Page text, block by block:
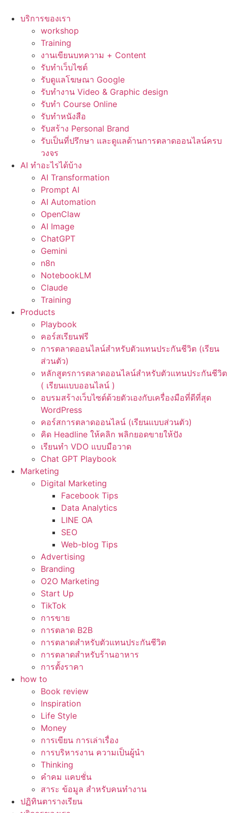
บริการของเรา
workshop
Training
งานเขียนบทความ + Content
รับทำเว็บไซต์
รับดูแลโฆษณา Google
รับทำงาน Video & Graphic design
รับทำ Course Online
รับทำหนังสือ
รับสร้าง Personal Brand
รับเป็นที่ปรึกษา และดูแลด้านการตลาดออนไลน์ครบ
วงจร
AI ทำอะไรได้บ้าง
AI Transformation
Prompt AI
AI Automation
OpenClaw
AI Image
ChatGPT
Gemini
n8n
NotebookLM
Claude
Training
Products
Playbook
คอร์สเรียนฟรี
การตลาดออนไลน์สำหรับตัวแทนประกันชีวิต (เรียน
ส่วนตัว)
หลักสูตรการตลาดออนไลน์สำหรับตัวแทนประกันชีวิต
( เรียนแบบออนไลน์ )
อบรมสร้างเว็บไซต์ด้วยตัวเองกับเครื่องมือที่ดีที่สุด
WordPress
คอร์สการตลาดออนไลน์ (เรียนแบบส่วนตัว)
คิด Headline ให้คลิก พลิกยอดขายให้ปัง
เรียนทำ VDO แบบมือวาด
Chat GPT Playbook
Marketing
Digital Marketing
Facebook Tips
Data Analytics
LINE OA
SEO
Web-blog Tips
Advertising
Branding
O2O Marketing
Start Up
TikTok
การขาย
การตลาด B2B
การตลาดสำหรับตัวแทนประกันชีวิต
การตลาดสำหรับร้านอาหาร
การตั้งราคา
how to
Book review
Inspiration
Life Style
Money
การเขียน การเล่าเรื่อง
การบริหารงาน ความเป็นผู้นำ
Thinking
คำคม แคบชั่น
สาระ ข้อมูล สำหรับคนทำงาน
ปฏิทินตารางเรียน